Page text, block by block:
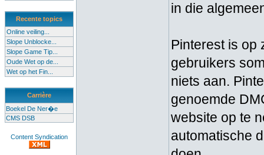
Recente topics
Online veiling...
Slope Unblocke...
Slope Game Tip...
Oude Wet op de...
Wet op het Fin...
Carrière
Boekel De Ner�e
CMS DSB
Content Syndication
in die
Pinterest is op
gebruikers
niets aan.
genoemde
website op te
automatische